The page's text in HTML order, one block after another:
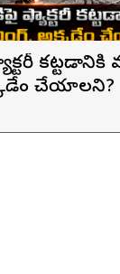
కట్టడానికి
చేయాలని?